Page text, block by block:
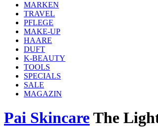
MARKEN
TRAVEL
PFLEGE
MAKE-UP
HAARE
DUFT
K-BEAUTY
TOOLS
SPECIALS
SALE
MAGAZIN
Pai SkincareThe